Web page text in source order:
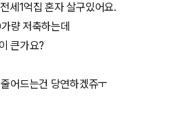
세1억집 혼자 살구있어요.
량 저축하는데
큰가요?
어드는건 당연하겠쥬ㅜ